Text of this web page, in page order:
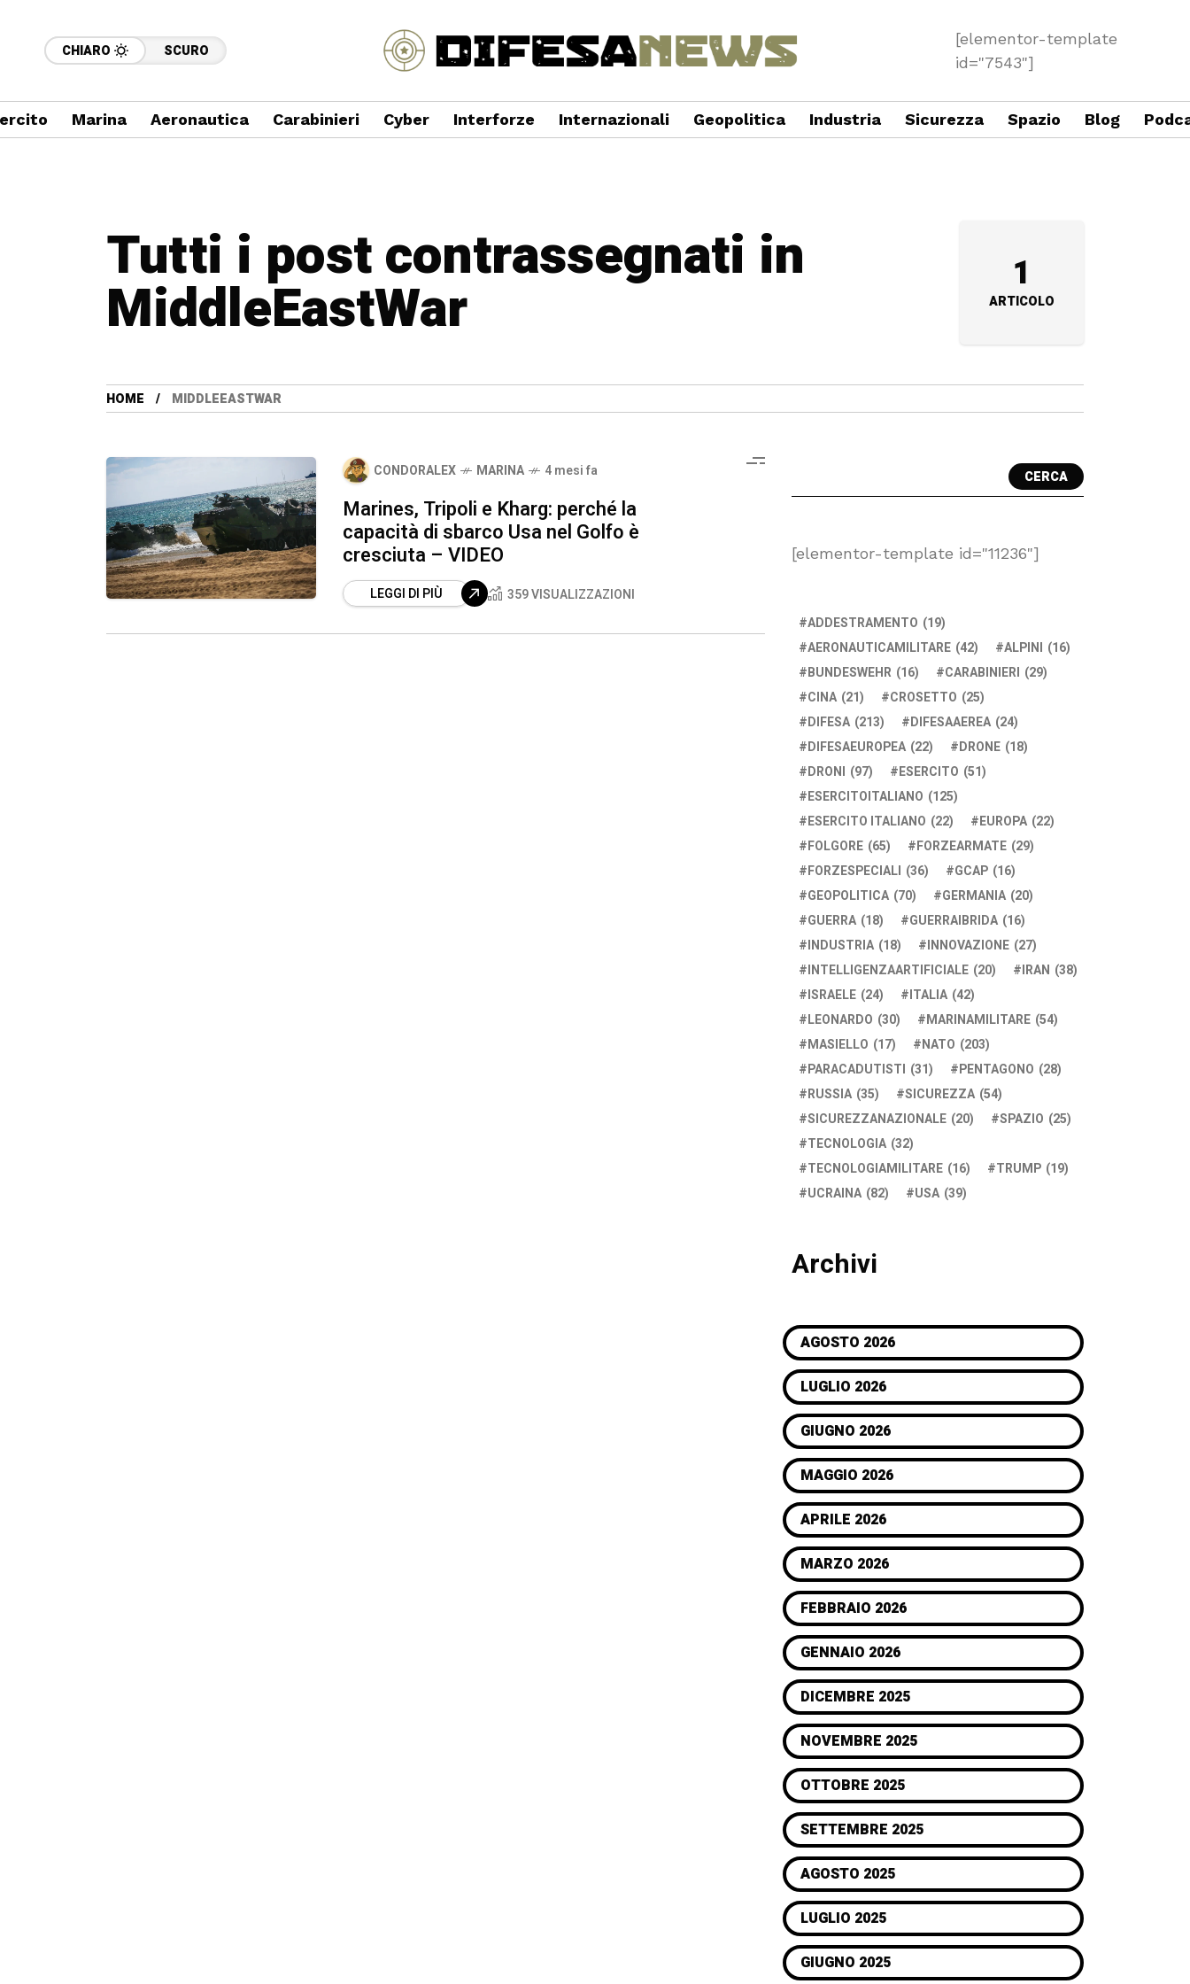
CHIARO SCURO
[elementor-template
id="7543"]
Marina Aeronautica Carabinieri Cyber Interforze Internazionali Geopolitica Industria Sicurezza Spazio Blog
Tutti i post contrassegnati in
MiddleEastWar 1
ARTICOLO
HOME MIDDLEEASTWAR
CONDORALEX MARINA 4 mesi fa
Marines, Tripoli e Kharg: perché la
capacità di sbarco Usa nel Golfo è
cresciuta – VIDEO
LEGGI DI PIÙ 359 VISUALIZZAZIONI
CERCA
[elementor-template id="11236"]
ADDESTRAMENTO (19)
AERONAUTICAMILITARE (42) ALPINI (16)
BUNDESWEHR (16) CARABINIERI (29)
CINA (21) CROSETTO (25)
DIFESA (213) DIFESAAEREA (24)
DIFESAEUROPEA (22) DRONE (18)
DRONI (97) ESERCITO (51)
ESERCITOITALIANO (125)
ESERCITO ITALIANO (22) EUROPA (22)
FOLGORE (65) FORZEARMATE (29)
FORZESPECIALI (36) GCAP (16)
GEOPOLITICA (70) GERMANIA (20)
GUERRA (18) GUERRAIBRIDA (16)
INDUSTRIA (18) INNOVAZIONE (27)
INTELLIGENZAARTIFICIALE (20) IRAN (38)
ISRAELE (24) ITALIA (42)
LEONARDO (30) MARINAMILITARE (54)
MASIELLO (17) NATO (203)
PARACADUTISTI (31) PENTAGONO (28)
RUSSIA (35) SICUREZZA (54)
SICUREZZANAZIONALE (20) SPAZIO (25)
TECNOLOGIA (32)
TECNOLOGIAMILITARE (16) TRUMP (19)
UCRAINA (82) USA (39)
Archivi
AGOSTO 2026
LUGLIO 2026
GIUGNO 2026
MAGGIO 2026
APRILE 2026
MARZO 2026
FEBBRAIO 2026
GENNAIO 2026
DICEMBRE 2025
NOVEMBRE 2025
OTTOBRE 2025
SETTEMBRE 2025
AGOSTO 2025
LUGLIO 2025
GIUGNO 2025